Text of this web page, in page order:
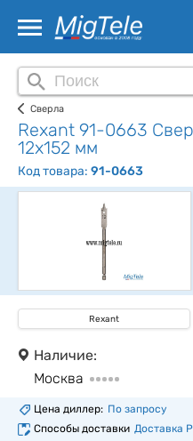
Сверла
Rexant 91-0663
12х152 мм
Код товара: 91-0663
Rexant
Наличие:
Москва
Цена диллер: По запросу
Способы доставки Доставка